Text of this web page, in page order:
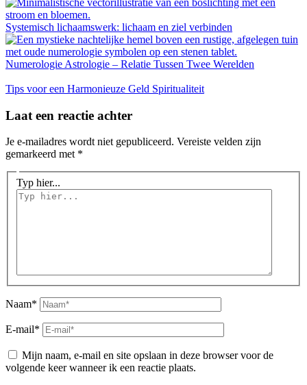
Systemisch lichaamswerk: lichaam en ziel verbinden
Numerologie Astrologie – Relatie Tussen Twee Werelden
Tips voor een Harmonieuze Geld Spiritualiteit
Laat een reactie achter
Je e-mailadres wordt niet gepubliceerd. Vereiste velden zijn
gemarkeerd met *
Typ hier...
Naam*
E-mail*
Mijn naam, e-mail en site opslaan in deze browser voor de
volgende keer wanneer ik een reactie plaats.